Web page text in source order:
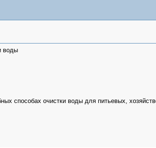
воды
способах очистки воды для питьевых,